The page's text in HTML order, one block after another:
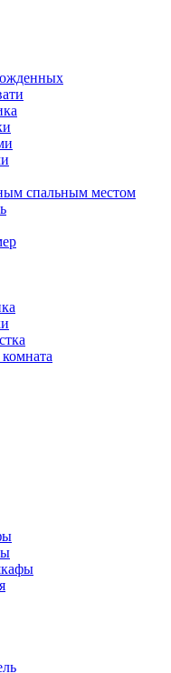
спальным местом